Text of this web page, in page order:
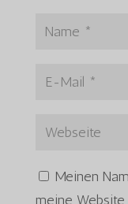
Meinen
meine